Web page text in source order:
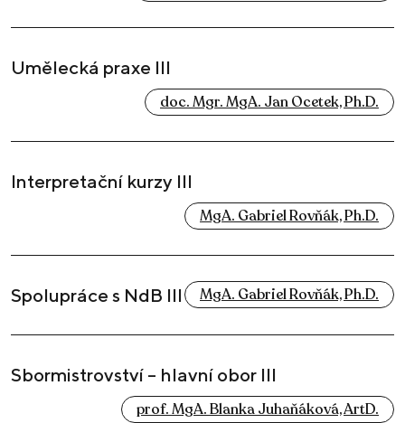
Umělecká praxe III
doc. Mgr. MgA. Jan Ocetek, Ph.D.
Interpretační kurzy III
MgA. Gabriel Rovňák, Ph.D.
Spolupráce s NdB III MgA. Gabriel Rovňák, Ph.D.
Sbormistrovství – hlavní obor III
prof. MgA. Blanka Juhaňáková, ArtD.